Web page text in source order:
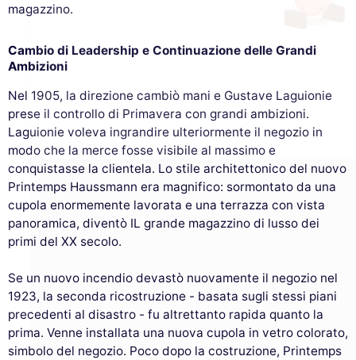
magazzino.
Cambio di Leadership e Continuazione delle Grandi
Ambizioni
Nel 1905, la direzione cambiò mani e Gustave Laguionie
prese il controllo di Primavera con grandi ambizioni.
Laguionie voleva ingrandire ulteriormente il negozio in
modo che la merce fosse visibile al massimo e
conquistasse la clientela. Lo stile architettonico del nuovo
Printemps Haussmann era magnifico: sormontato da una
cupola enormemente lavorata e una terrazza con vista
panoramica, diventò IL grande magazzino di lusso dei
primi del XX secolo.
Se un nuovo incendio devastò nuovamente il negozio nel
1923, la seconda ricostruzione - basata sugli stessi piani
precedenti al disastro - fu altrettanto rapida quanto la
prima. Venne installata una nuova cupola in vetro colorato,
simbolo del negozio. Poco dopo la costruzione, Printemps